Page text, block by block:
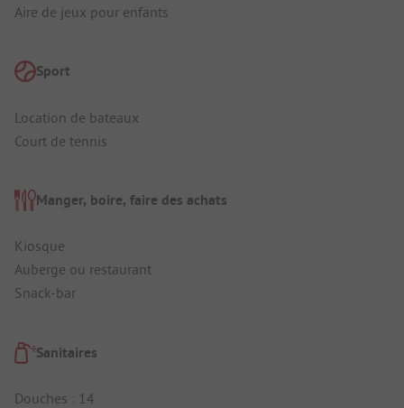
Aire de jeux pour enfants
Sport
Location de bateaux
Court de tennis
Manger, boire, faire des achats
Kiosque
Auberge ou restaurant
Snack-bar
Sanitaires
Douches : 14